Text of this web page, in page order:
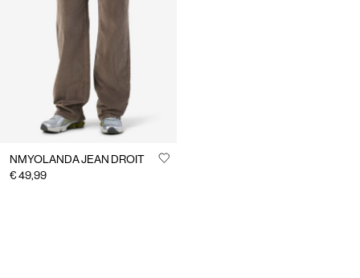
NMYOLANDA JEAN DROIT
€ 49,99